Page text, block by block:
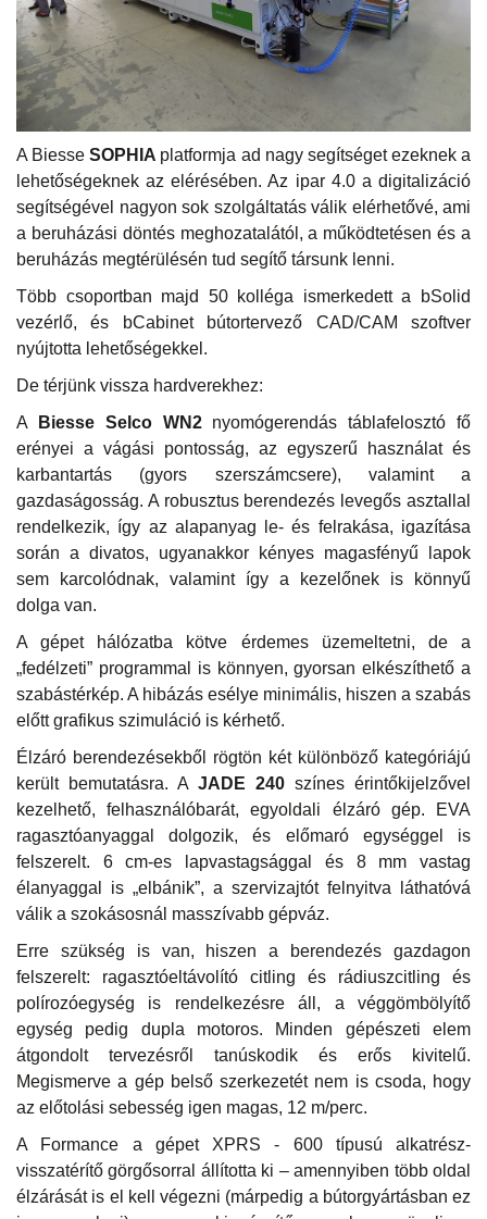
A BiesseSOPHIA platformja ad nagy segítséget ezeknek a
lehetőségeknek az elérésében. Az ipar 4.0 a digitalizáció
segítségével nagyon sok szolgáltatás válik elérhetővé, ami
a beruházási döntés meghozatalától, a működtetésen és a
beruházás megtérülésén tud segítő társunk lenni.
Több csoportban majd 50 kolléga ismerkedett a bSolid
vezérlő, és bCabinet bútortervező CAD/CAM szoftver
nyújtotta lehetőségekkel.
De térjünk vissza hardverekhez:
A
Biesse Selco WN2nyomógerendás táblafelosztó fő
erényei a vágási pontosság, az egyszerű használat és
karbantartás (gyors szerszámcsere), valamint a
gazdaságosság. A robusztus berendezés levegős asztallal
rendelkezik, így az alapanyag le- és felrakása, igazítása
során a divatos, ugyanakkor kényes magasfényű lapok
sem karcolódnak, valamint így a kezelőnek is könnyű
dolga van.
A gépet hálózatba kötve érdemes üzemeltetni, de a
„fedélzeti” programmal is könnyen, gyorsan elkészíthető a
szabástérkép. A hibázás esélye minimális, hiszen a szabás
előtt grafikus szimuláció is kérhető.
Élzáró berendezésekből rögtön két különböző kategóriájú
került bemutatásra. A JADE 240 színes érintőkijelzővel
kezelhető, felhasználóbarát, egyoldali élzáró gép. EVA
ragasztóanyaggal dolgozik, és előmaró egységgel is
felszerelt. 6 cm-es lapvastagsággal és 8 mm vastag
élanyaggal is „elbánik”, a szervizajtót felnyitva láthatóvá
válik a szokásosnál masszívabb gépváz.
Erre szükség is van, hiszen a berendezés gazdagon
felszerelt: ragasztóeltávolító citling és rádiuszcitling és
polírozóegység is rendelkezésre áll, a véggömbölyítő
egység pedig dupla motoros. Minden gépészeti elem
átgondolt tervezésről tanúskodik és erős kivitelű.
Megismerve a gép belső szerkezetét nem is csoda, hogy
az előtolási sebesség igen magas, 12 m/perc.
A Formance a gépet XPRS - 600 típusú alkatrész-
visszatérítő görgősorral állította ki – amennyiben több oldal
élzárását is el kell végezni (márpedig a bútorgyártásban ez